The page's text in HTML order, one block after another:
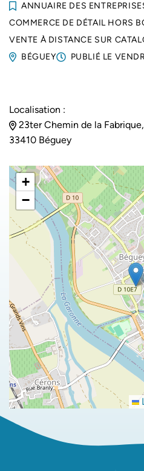
ANNUAIRE DES
COMMERCE DE DÉTAIL HORS
VENTE À DISTANCE SUR
BÉGUEY
PUBLIÉ LE
Localisation :
23ter Chemin de la Fabrique,
33410 Béguey
+
−